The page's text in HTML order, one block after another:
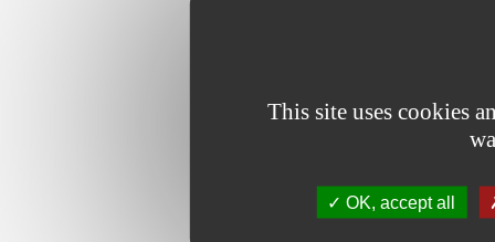
This site uses cookies
OK, accept all